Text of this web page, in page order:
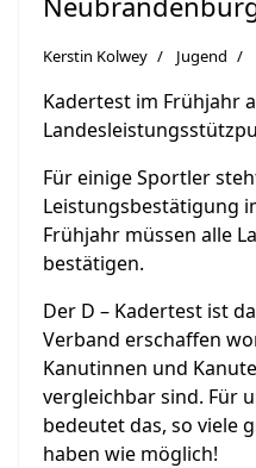
Kerstin Kolwey Jugend
Kadertest im Frühjahr
Für einige Sportler
Leistungsbestätigung
Frühjahr müssen alle
bestätigen.
Der D – Kadertest ist
Verband erschaffen
Kanutinnen und
vergleichbar sind. Für
bedeutet das, so viele
haben wie möglich!